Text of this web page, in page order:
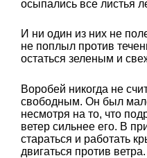
осыпались все листья
И ни один из них не
не поплыл против
остаться зеленым и
Воробей никогда не
свободным. Он был
несмотря на то, что
ветер сильнее его. В
стараться и работать
двигаться против ветра.